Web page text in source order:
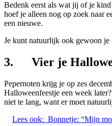
Bedenk eerst als wat jij of je
hoef je alleen nog op zoek naar
een nieuwe.
Je kunt natuurlijk ook gewoon je
3. Vier je
Pepernoten krijg je op zes
Halloweenfeestje een week
niet te lang, want er moet
Lees ook: Bonnetje: “Mijn